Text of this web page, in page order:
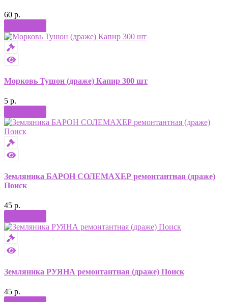
60 р.
Морковь Тушон (драже) Капир 300 шт
5 р.
Земляника БАРОН СОЛЕМАХЕР ремонтантная (драже)
Поиск
45 р.
Земляника РУЯНА ремонтантная (драже) Поиск
45 р.